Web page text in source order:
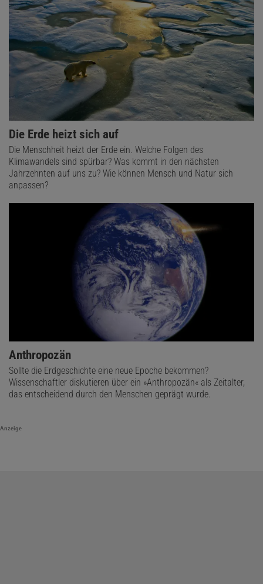
Die Erde heizt sich auf
Die Menschheit heizt der Erde ein. Welche Folgen des
Klimawandels sind spürbar? Was kommt in den nächsten
Jahrzehnten auf uns zu? Wie können Mensch und Natur sich
anpassen?
Anthropozän
Sollte die Erdgeschichte eine neue Epoche bekommen?
Wissenschaftler diskutieren über ein »Anthropozän« als Zeitalter,
das entscheidend durch den Menschen geprägt wurde.
Anzeige